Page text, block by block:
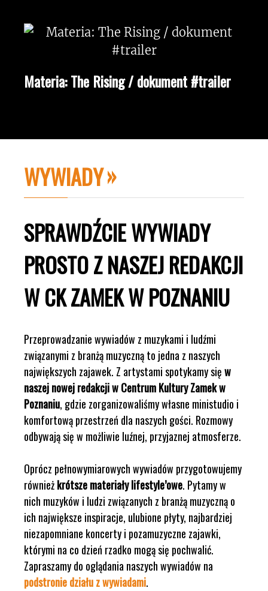
Materia: The Rising / dokument #trailer
WYWIADY
SPRAWDŹCIE WYWIADY
PROSTO Z NASZEJ REDAKCJI
W CK ZAMEK W POZNANIU
Przeprowadzanie wywiadów z muzykami i ludźmi
związanymi z branżą muzyczną to jedna z naszych
największych zajawek. Z artystami spotykamy sięw
naszej nowej redakcji w Centrum Kultury Zamek w
Poznaniu, gdzie zorganizowaliśmy własne ministudio i
komfortową przestrzeń dla naszych gości. Rozmowy
odbywają się w możliwie luźnej, przyjaznej atmosferze.
Oprócz pełnowymiarowych wywiadów przygotowujemy
równieżkrótsze materiały lifestyle’owe. Pytamy w
nich muzyków i ludzi związanych z branżą muzyczną o
ich największe inspiracje, ulubione płyty, najbardziej
niezapomniane koncerty i pozamuzyczne zajawki,
którymi na co dzień rzadko mogą się pochwalić.
Zapraszamy do oglądania naszych wywiadów na
podstronie działu z wywiadami.